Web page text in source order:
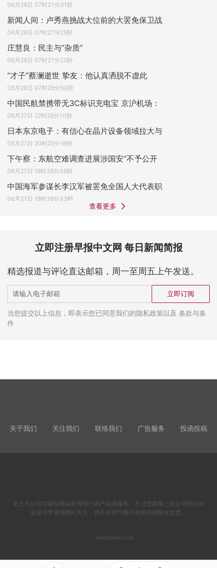
06月28日 07时27分31秒
新闻人间：卢秀燕挑战大位前的大罢免保卫战
06月28日 07时27分25秒
庄慧良：民主与“杂质”
06月28日 07时27分22秒
“才子”蔡澜逝世 挚友：他认真洒脱不虚此
06月28日 07时26分50秒
中国民航禁携带无3C标识充电宝 京沪机场：
06月27日 22时28分10秒
日本东京电子：有信心在晶片设备领域拉大与
06月27日 20时25分18秒
下午察：东航空难调查进展涉国安“不予公开
06月27日 18时36分38秒
中国海军参谋长李汉军被罢免全国人大代表职
06月27日 18时36分33秒
查看更多
立即注册早报中文网 每日新闻简报
精选报道与评论直达邮箱，周一至周五上午发送。
立即订阅
当您提交以上信息，即表示您已同意我们的隐私政策以及 条款与条
件
关于我们 关注我们 联络我们 广告服务 投函投稿
第三方公司可能在网站宣传他们的产品或服务。不过您跟第三方公司的任何
交易与早晨报网站无关，将不会对可能引起的任何损失负责。
zaochenbao.com